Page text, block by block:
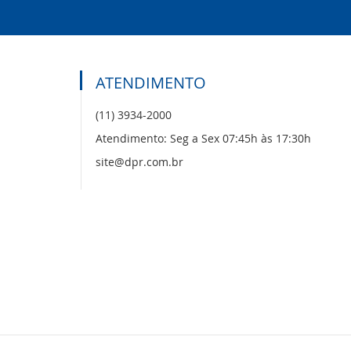
ATENDIMENTO
(11) 3934-2000
Atendimento: Seg a Sex 07:45h às 17:30h
site@dpr.com.br